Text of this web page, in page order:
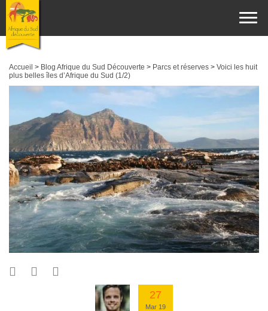
Accueil > Blog Afrique du Sud Découverte > Parcs et réserves > Voici les huit
plus belles îles d’Afrique du Sud (1/2)
27
Mar 19